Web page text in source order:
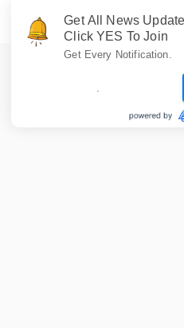
Get All News
Click YES To Join
Get Every Notification.